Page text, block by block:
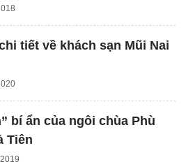
tiết về khách sạn Mũi Nai
bí ẩn của ngôi chùa Phù
Tiên